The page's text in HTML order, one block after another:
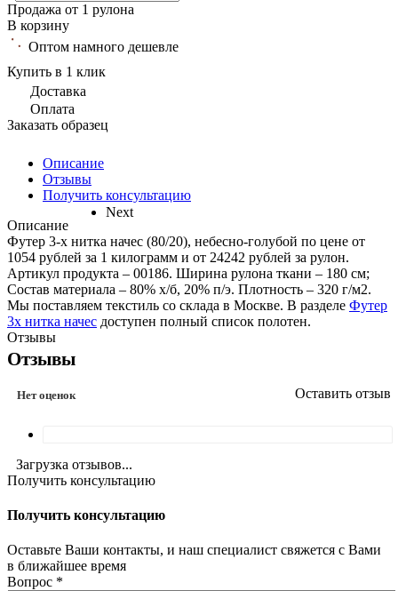
Next
Продажа от 1 рулона
В корзину
Оптом намного дешевле
Купить в 1 клик
Доставка
Оплата
Заказать образец
Описание
Отзывы
Получить консультацию
Описание
Футер 3-х нитка начес (80/20), небесно-голубой по цене от
1054 рублей за 1 килограмм и от 24242 рублей за рулон.
Артикул продукта – 00186. Ширина рулона ткани – 180 см;
Состав материала – 80% х/б, 20% п/э. Плотность – 320 г/м2.
Мы поставляем текстиль со склада в Москве. В разделе Футер
3х нитка начес доступен полный список полотен.
Отзывы
Отзывы
Нет оценок Оставить отзыв
Загрузка отзывов...
Получить консультацию
Получить консультацию
Оставьте Ваши контакты, и наш специалист свяжется с Вами
в ближайшее время
Вопрос *